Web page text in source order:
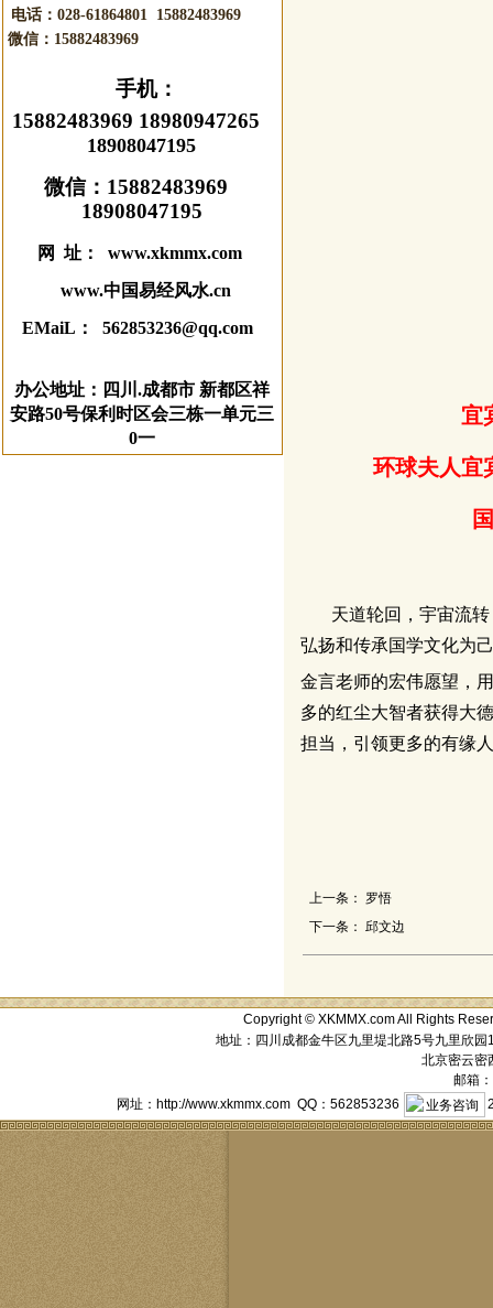
电话：028-61864801 15882483969
微信： 15882483969
手机：
15882483969 18980947265
18908047195
微信： 15882483969
18908047195
网 址： www.xkmmx.com
www.中国易经风水.cn
EMaiL： 562853236@qq.com
办公地址：四川.成都市 新都区祥
安路50号保利时区会三栋一单元三
0一
宜
环球夫人宜
天道轮回，宇宙流
弘扬和传承国学文化为
金言老师的宏伟愿望，
多的红尘大智者获得大
担当，引领更多的有缘
上一条：
罗悟
下一条： 邱文边
Copyright © XKMMX.com All Rights
地址：四川成都金牛区九里堤北路5号九里欣
北京密云密
邮箱
网址：http://www.xkmmx.com QQ：562853236